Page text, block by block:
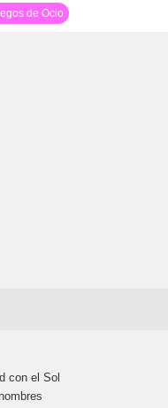
de Ocio
con el Sol